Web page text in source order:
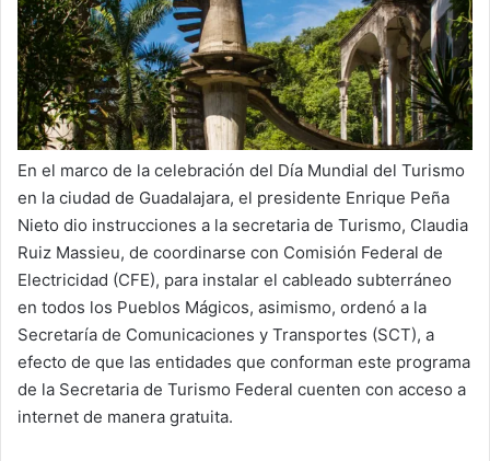
En el marco de la celebración del Día Mundial del Turismo
en la ciudad de Guadalajara, el presidente Enrique Peña
Nieto dio instrucciones a la secretaria de Turismo, Claudia
Ruiz Massieu, de coordinarse con Comisión Federal de
Electricidad (CFE), para instalar el cableado subterráneo
en todos los Pueblos Mágicos, asimismo, ordenó a la
Secretaría de Comunicaciones y Transportes (SCT), a
efecto de que las entidades que conforman este programa
de la Secretaria de Turismo Federal cuenten con acceso a
internet de manera gratuita.